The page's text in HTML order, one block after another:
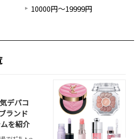
10000円～19999円
デパコ
ランド
を紹介